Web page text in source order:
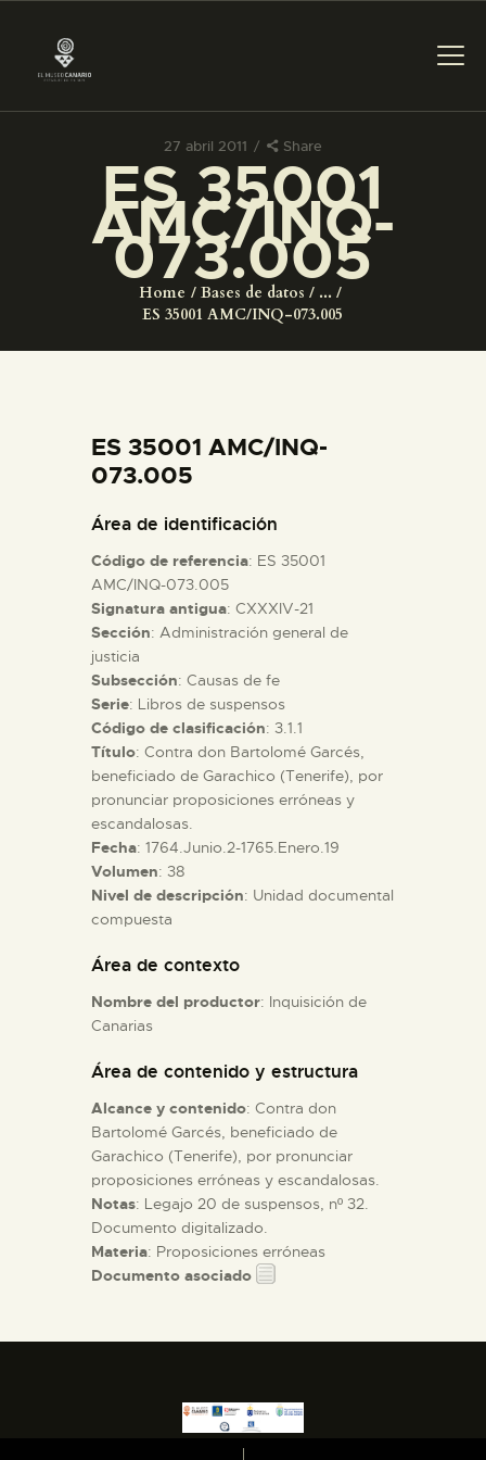
27 abril 2011 Share
ES 35001
AMC/INQ-
073.005
Home Bases de datos
...
ES 35001 AMC/INQ-073.005
PREPARAR LA VISITA
ACTIVIDADES
COLECCIONES
ESPAÑOL
PREPARAR LA VISITA
ACTIVIDADES
█
EL MUSEO
COLECCIONES
DIDÁCTICA
ESPAÑOL
ES 35001 AMC/INQ-
073.005
Área de identificación
Código de referencia: ES 35001
AMC/INQ-073.005
Signatura antigua: CXXXIV-21
Sección: Administración general de
justicia
Subsección: Causas de fe
Serie: Libros de suspensos
Código de clasificación: 3.1.1
Título: Contra don Bartolomé Garcés,
beneficiado de Garachico (Tenerife), por
pronunciar proposiciones erróneas y
escandalosas.
Fecha: 1764.Junio.2-1765.Enero.19
Volumen: 38
Nivel de descripción: Unidad documental
compuesta
Área de contexto
Nombre del productor: Inquisición de
Canarias
Área de contenido y estructura
Alcance y contenido: Contra don
Bartolomé Garcés, beneficiado de
Garachico (Tenerife), por pronunciar
proposiciones erróneas y escandalosas.
Notas: Legajo 20 de suspensos, nº 32.
Documento digitalizado.
Materia: Proposiciones erróneas
Documento asociado